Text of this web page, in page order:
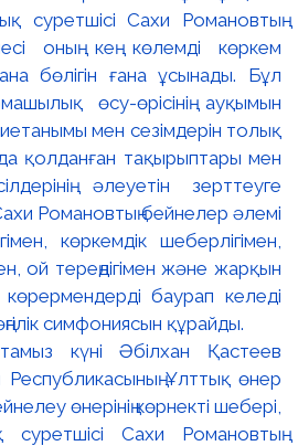
күні Әбілхан Қастеев
Республикасының Ұлттық өнер
өнерінің көрнекті шебері,
суретшісі Сахи Романовтың